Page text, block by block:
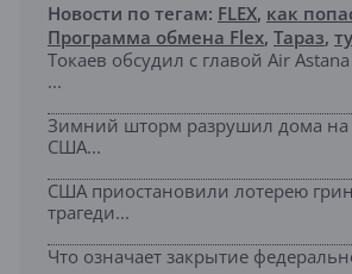
Новости по тегам: FLEX, как
Программа обмена Flex, Тараз,
Токаев обсудил с главой Air
...
Зимний шторм разрушил дома на
США...
США приостановили лотерею
трагеди...
Что означает закрытие